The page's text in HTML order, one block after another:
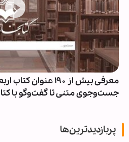
معرفی بیش از ۱۹۰
جست‌وجوی متنی تا گفت‌وگو با
پربازدیدترین‌ها